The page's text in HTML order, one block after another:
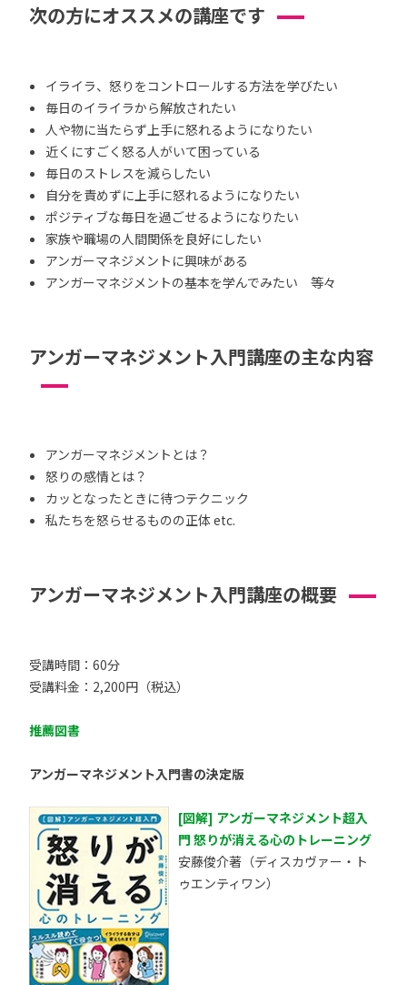
次の方にオススメの講座です
イライラ、怒りをコントロールする方法を学びたい
毎日のイライラから解放されたい
人や物に当たらず上手に怒れるようになりたい
近くにすごく怒る人がいて困っている
毎日のストレスを減らしたい
自分を責めずに上手に怒れるようになりたい
ポジティブな毎日を過ごせるようになりたい
家族や職場の人間関係を良好にしたい
アンガーマネジメントに興味がある
アンガーマネジメントの基本を学んでみたい 等々
アンガーマネジメント入門講座の主な内容
アンガーマネジメントとは？
怒りの感情とは？
カッとなったときに待つテクニック
私たちを怒らせるものの正体 etc.
アンガーマネジメント入門講座の概要
受講時間：60分
受講料金：2,200円（税込）
推薦図書
アンガーマネジメント入門書の決定版
[図解] アンガーマネジメント超入
門 怒りが消える心のトレーニング
安藤俊介著（ディスカヴァー・ト
ゥエンティワン）